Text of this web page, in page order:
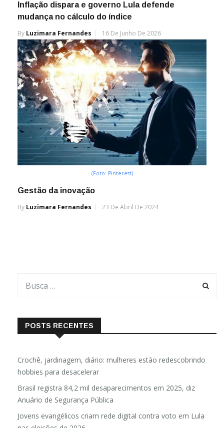
Inflação dispara e governo Lula defende
mudança no cálculo do índice
By Luzimara Fernandes 16 De Junho De 2026
(Foto: Pinterest)
Gestão da inovação
By Luzimara Fernandes 23 De Abril De 2024
POSTS RECENTES
Crochê, jardinagem, diário: mulheres estão redescobrindo
hobbies para desacelerar
Brasil registra 84,2 mil desaparecimentos em 2025, diz
Anuário de Segurança Pública
Jovens evangélicos criam rede digital contra voto em Lula